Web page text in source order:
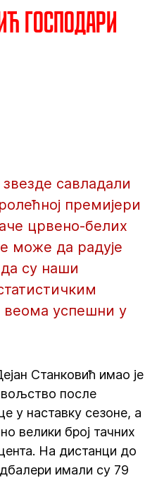
господари
савладали
премијери
црвено-белих
може да радује
су наши
успешни у
Станковић имао је
после
у наставку сезоне, а
велики број тачних
На дистанци до
имали су 79